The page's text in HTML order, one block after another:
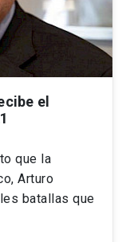
el
que la
Arturo
batallas que